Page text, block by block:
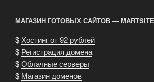
МАГАЗИН ГОТОВЫХ САЙТОВ —
$Хостинг от 92 рублей
$ Регистрация домена
$Облачные серверы
$ Магазин доменов